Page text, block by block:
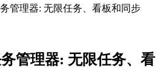
管理器: 无限任务、看板和同步
管理器: 无限任务、看